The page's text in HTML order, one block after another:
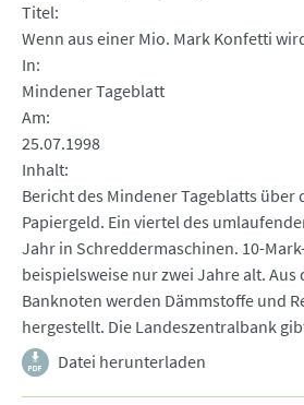
Titel
Wenn aus einer Mio. Mark Konfetti
In
Mindener Tageblatt
Am
25.07.1998
Inhalt
Bericht des Mindener Tageblatts über
Papiergeld. Ein viertel des
Jahr in Schreddermaschinen. 10-
beispielsweise nur zwei Jahre alt.
Banknoten werden Dämmstoffe und
hergestellt. Die Landeszentralbank
Datei herunterladen